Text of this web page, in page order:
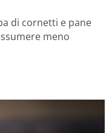
di cornetti e pane
meno